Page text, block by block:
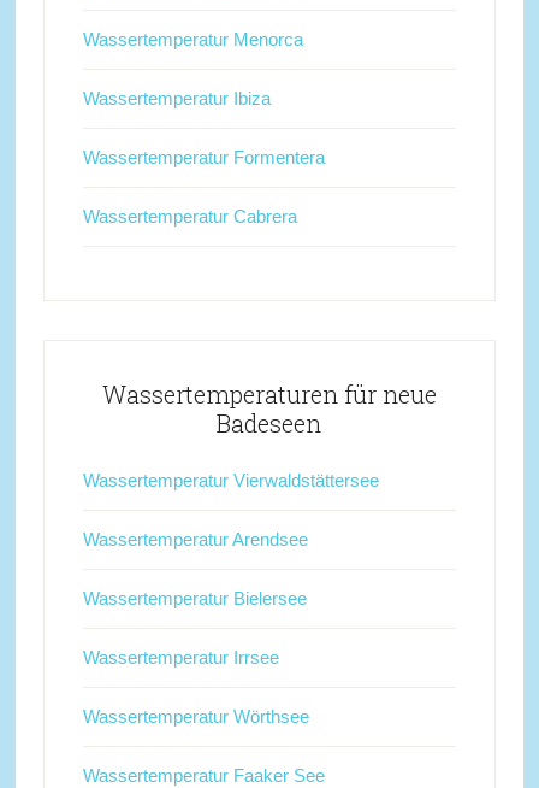
Wassertemperatur Menorca
Wassertemperatur Ibiza
Wassertemperatur Formentera
Wassertemperatur Cabrera
Wassertemperaturen für neue
Badeseen
Wassertemperatur Vierwaldstättersee
Wassertemperatur Arendsee
Wassertemperatur Bielersee
Wassertemperatur Irrsee
Wassertemperatur Wörthsee
Wassertemperatur Faaker See